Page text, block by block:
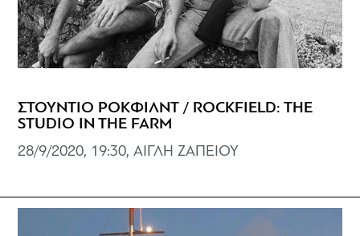
ΣΤΟΥΝΤΙΟ ΡΟΚΦΙΛΝΤ / ROCKFIELD: THE
STUDIO IN THE FARM
28/9/2020, 19:30, ΑΙΓΛΗ ΖΑΠΕΙΟΥ